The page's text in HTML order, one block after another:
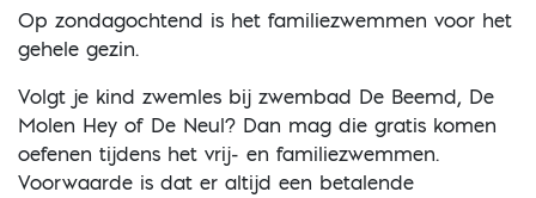
Op zondagochtend is het familiezwemmen voor het
gehele gezin.
Volgt je kind zwemles bij zwembad De Beemd, De
Molen Hey of De Neul? Dan mag die gratis komen
oefenen tijdens het vrij- en familiezwemmen.
Voorwaarde is dat er altijd een betalende